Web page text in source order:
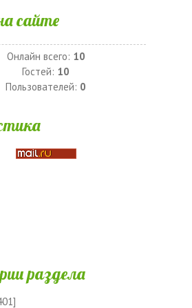
сайте
Онлайн всего: 10
Гостей: 10
Пользователей: 0
раздела